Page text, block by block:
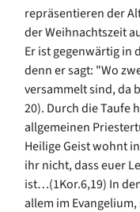
repräsentieren der
der Weihnachtszeit
Er ist gegenwärtig in
denn er sagt: "Wo
versammelt sind, da
20). Durch die Taufe
allgemeinen
Heilige Geist wohnt
ihr nicht, dass euer
ist…(1Kor.6,19) In
allem im